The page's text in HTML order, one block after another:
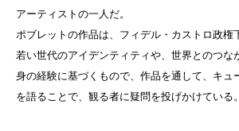
アーティストの一人だ。
ポブレットの作品は、フィデル・カストロ政権
若い世代のアイデンティティや、世界とのつな
身の経験に基づくもので、作品を通して、キュ
を語ることで、観る者に疑問を投げかけている。